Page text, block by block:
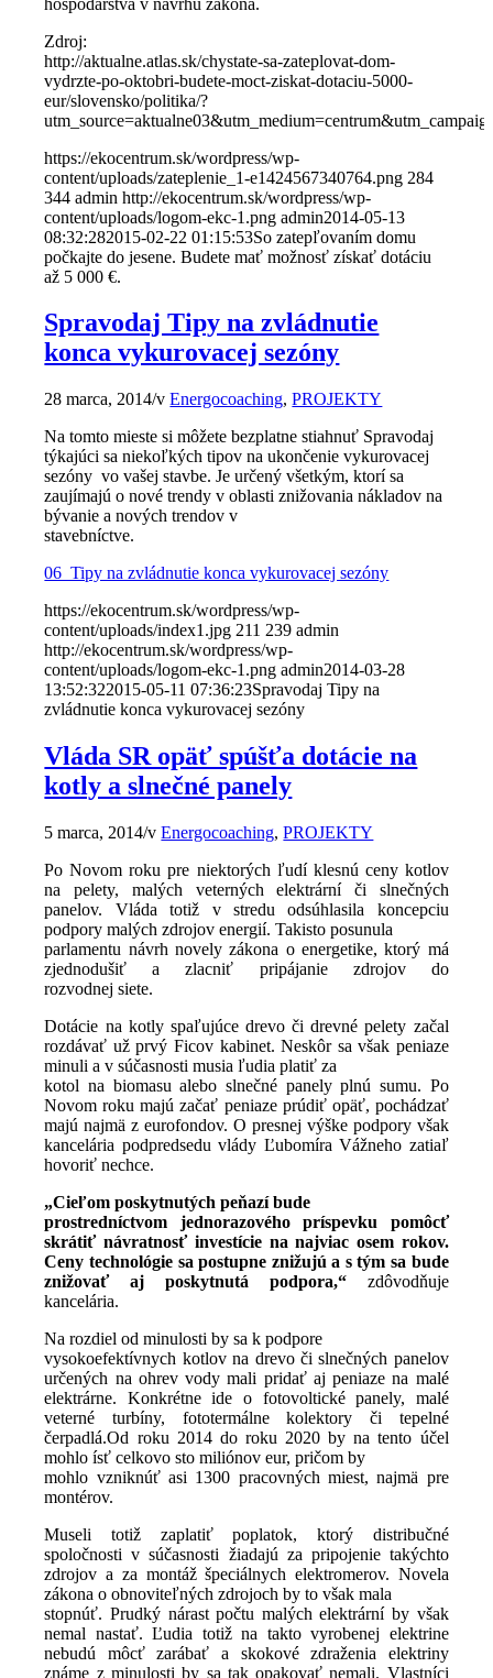
Zdroj:
http://aktualne.atlas.sk/chystate-sa-zateplovat-dom-
vydrzte-po-oktobri-budete-moct-ziskat-dotaciu-5000-
eur/slovensko/politika/?
https://ekocentrum.sk/wordpress/wp-
content/uploads/zateplenie_1-e1424567340764.png 284
344 admin http://ekocentrum.sk/wordpress/wp-
content/uploads/logom-ekc-1.png admin2014-05-13
08:32:282015-02-22 01:15:53So zatepľovaním domu
počkajte do jesene. Budete mať možnosť získať dotáciu
až 5 000 €.
Spravodaj Tipy na zvládnutie
konca vykurovacej sezóny
28 marca, 2014/vEnergocoaching,PROJEKTY
Na tomto mieste si môžete bezplatne stiahnuť Spravodaj
týkajúci sa niekoľkých tipov na ukončenie vykurovacej
sezóny vo vašej stavbe. Je určený všetkým, ktorí sa
zaujímajú o nové trendy v oblasti znižovania nákladov na
bývanie a nových trendov v
stavebníctve.
06_Tipy na zvládnutie konca vykurovacej sezóny
https://ekocentrum.sk/wordpress/wp-
content/uploads/index1.jpg 211 239 admin
http://ekocentrum.sk/wordpress/wp-
content/uploads/logom-ekc-1.png admin2014-03-28
13:52:322015-05-11 07:36:23Spravodaj Tipy na
zvládnutie konca vykurovacej sezóny
Vláda SR opäť spúšťa dotácie na
kotly a slnečné panely
5 marca, 2014/vEnergocoaching,PROJEKTY
Po Novom roku pre niektorých ľudí klesnú ceny kotlov
na pelety, malých veterných elektrární či slnečných
panelov. Vláda totiž v stredu odsúhlasila koncepciu
podpory malých zdrojov energií. Takisto posunula
parlamentu návrh novely zákona o energetike, ktorý má
zjednodušiť a zlacniť pripájanie zdrojov do
rozvodnej siete.
Dotácie na kotly spaľujúce drevo či drevné pelety začal
rozdávať už prvý Ficov kabinet. Neskôr sa však peniaze
minuli a v súčasnosti musia ľudia platiť za
kotol na biomasu alebo slnečné panely plnú sumu. Po
Novom roku majú začať peniaze prúdiť opäť, pochádzať
majú najmä z eurofondov. O presnej výške podpory však
kancelária podpredsedu vlády Ľubomíra Vážneho zatiaľ
hovoriť nechce.
„Cieľom poskytnutých peňazí bude
prostredníctvom jednorazového príspevku pomôcť
skrátiť návratnosť investície na najviac osem rokov.
Ceny technológie sa postupne znižujú a s tým sa bude
znižovať aj poskytnutá podpora,“zdôvodňuje
kancelária.
Na rozdiel od minulosti by sa k podpore
vysokoefektívnych kotlov na drevo či slnečných panelov
určených na ohrev vody mali pridať aj peniaze na malé
elektrárne. Konkrétne ide o fotovoltické panely, malé
veterné turbíny, fototermálne kolektory či tepelné
čerpadlá.Od roku 2014 do roku 2020 by na tento účel
mohlo ísť celkovo sto miliónov eur, pričom by
mohlo vzniknúť asi 1300 pracovných miest, najmä pre
montérov.
Museli totiž zaplatiť poplatok, ktorý distribučné
spoločnosti v súčasnosti žiadajú za pripojenie takýchto
zdrojov a za montáž špeciálnych elektromerov. Novela
zákona o obnoviteľných zdrojoch by to však mala
stopnúť. Prudký nárast počtu malých elektrární by však
nemal nastať. Ľudia totiž na takto vyrobenej elektrine
nebudú môcť zarábať a skokové zdraženia elektriny
známe z minulosti by sa tak opakovať nemali. Vlastníci